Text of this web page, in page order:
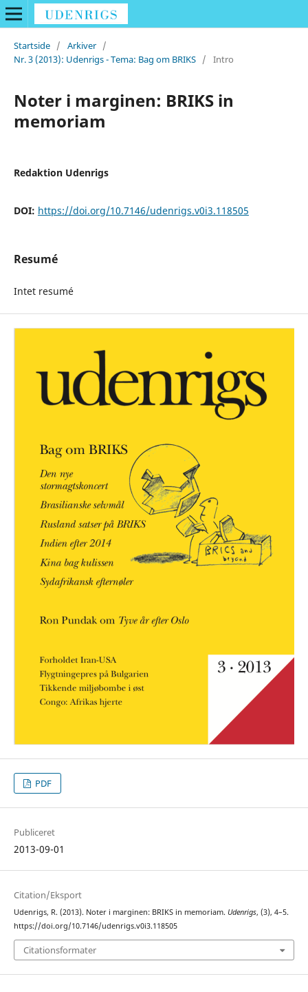
Startside / Arkiver /
Nr. 3 (2013): Udenrigs - Tema: Bag om BRIKS / Intro
Noter i marginen: BRIKS in
memoriam
Redaktion Udenrigs
DOI: https://doi.org/10.7146/udenrigs.v0i3.118505
Resumé
Intet resumé
PDF
Publiceret
2013-09-01
Citation/Eksport
Udenrigs, R. (2013). Noter i marginen: BRIKS in memoriam. Udenrigs, (3), 4–5.
https://doi.org/10.7146/udenrigs.v0i3.118505
Citationsformater